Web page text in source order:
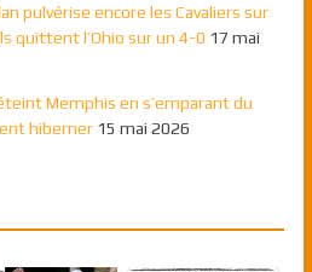
pulvérise encore les Cavaliers sur
quittent l’Ohio sur un 4-0 17 mai
Memphis en s’emparant du
hiberner 15 mai 2026